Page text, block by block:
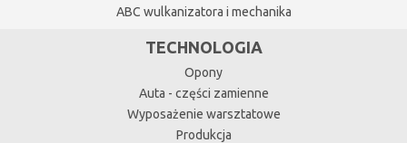
ABC wulkanizatora i mechanika
TECHNOLOGIA
Opony
Auta - części zamienne
Wyposażenie warsztatowe
Produkcja